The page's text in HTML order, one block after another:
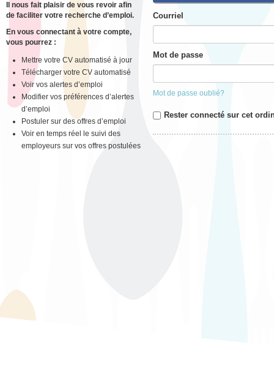
Il nous fait plaisir de vous revoir afin
de faciliter votre recherche d’emploi.
En vous connectant à votre compte,
vous pourrez :
Mettre votre CV automatisé à jour
Télécharger votre CV automatisé
Voir vos alertes d’emploi
Modifier vos préférences d’alertes
d’emploi
Postuler sur des offres d’emploi
Voir en temps réel le suivi des
employeurs sur vos offres postulées
Courriel
Mot de passe
Mot de passe oublié?
Rester connecté sur cet